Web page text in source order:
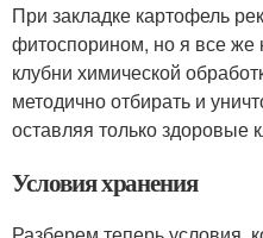
При закладке картофель
фитоспорином, но я все же
клубни химической
методично отбирать и
оставляя только здоровые
Условия хранения